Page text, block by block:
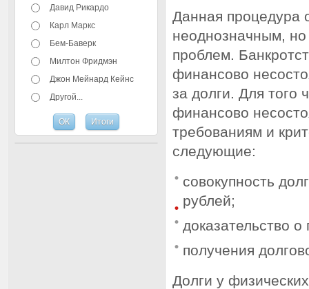
Давид Рикардо
Карл Маркс
Бем-Баверк
Милтон Фридмэн
Джон Мейнард Кейнс
Другой...
Данная процедура
неоднозначным,
проблем.
финансово
за долги. Для того
финансово
требованиям и
следующие:
совокупность
рублей;
доказательство
получения
Долги у